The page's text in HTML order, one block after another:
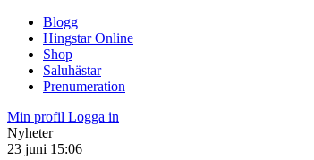
Blogg
Hingstar Online
Shop
Saluhästar
Prenumeration
Min profil Logga in
Nyheter
23 juni 15:06